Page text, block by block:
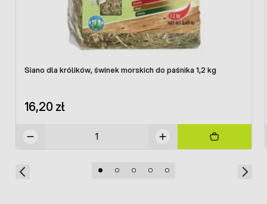
przeciwutleniacze, lepiszcza: sepiolit 1140 mg
Opakowanie:1,75 kg
Siano dla królików, świnek morskich do paśnika 1,2 kg
16,20 zł